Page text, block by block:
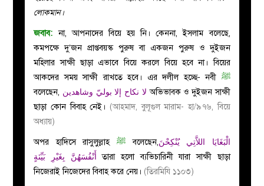
মজলিস
করুন
লোকমান।
জবাব:না, আপনাদের বিয়ে হয় নি। কেননা, ইসলাম বলেছে,
কমপক্ষে দু’জন প্রাপ্তবয়স্ক পুরুষ বা একজন পুরুষ ও দুইজন
মহিলার সাক্ষী ছাড়া এভাবে বিয়ে করলে বিয়ে হবে না। বিয়ের
আকদের সময় সাক্ষী রাখতে হবে। এর দলীল হচ্ছে- নবী ﷺ
বলেছেন, لا نكاح إلا بوليّ وشاهدين অভিভাবক ও দুইজন সাক্ষী
ছাড়া কোন বিবাহ নেই। (আহমাদ, বুলূগুল মারাম- হা/৯৭৬, বিয়ে
অধ্যায়)
অপর হাদিসে রাসুলুল্লাহ ﷺবলেছেন,الْبَغَايَا اللاَّتِي يُنْكِحْنَ
أَنْفُسَهُنَّ بِغَيْرِ بَيِّنَةٍ তারা হলো ব্যভিচারিনী যারা সাক্ষী ছাড়া
নিজেরাই নিজেদের বিবাহ করে নেয়। (তিরমিযি ১১০৩)